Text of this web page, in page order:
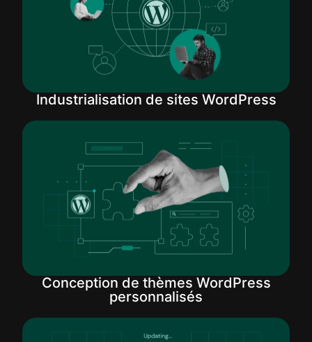
Industrialisation de sites WordPress
Conception de thèmes WordPress
personnalisés